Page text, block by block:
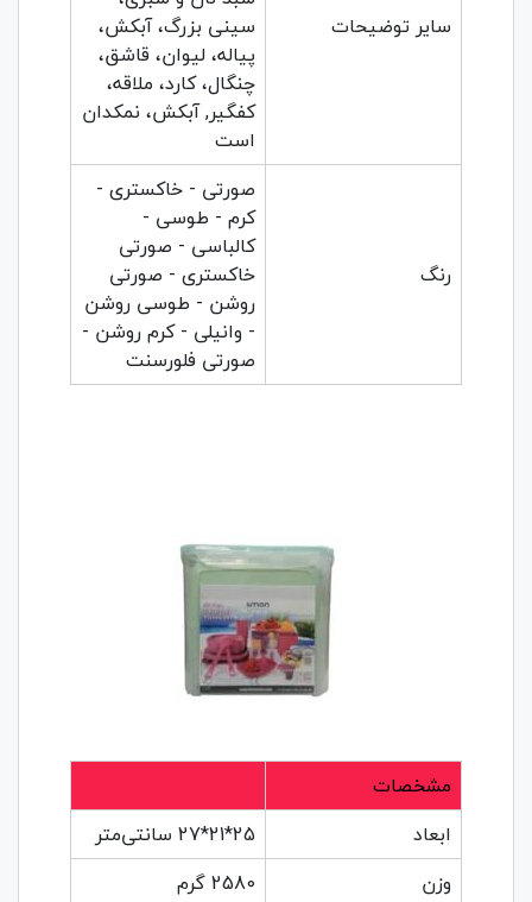
سایر توضیحات
سینی بزرگ، آبکش،
پیاله، لیوان، قاشق،
چنگال، کارد، ملاقه،
کفگیر, آبکش، نمکدان
است
رنگ
صورتی - خاکستری -
کرم - طوسی -
کالباسی - صورتی
خاکستری - صورتی
روشن - طوسی روشن
- وانیلی - کرم روشن -
صورتی فلورسنت
مشخصات
ابعاد
25*21*27 سانتی‌متر
وزن
2580 گرم